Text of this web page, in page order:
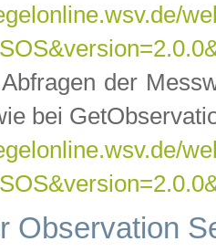
der
bei
Observation